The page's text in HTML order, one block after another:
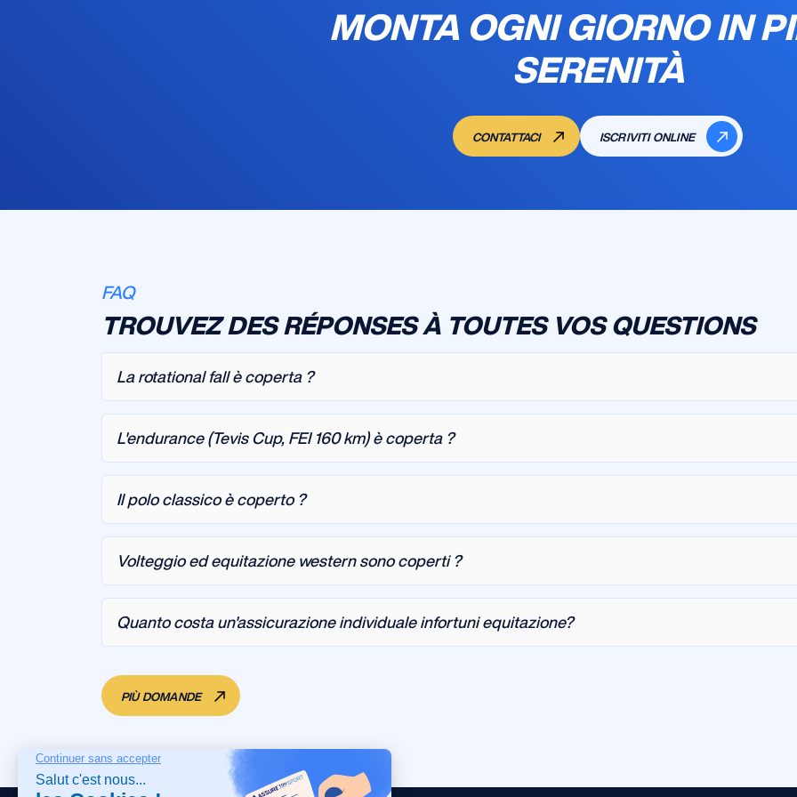
MONTA OGNI GIORNO IN
SERENITÀ
CONTATTACI ISCRIVITI ONLINE
FAQ
TROUVEZ DES RÉPONSES À TOUTES VOS QUESTIONS
La rotational fall è coperta ?
L'endurance (Tevis Cup, FEI 160 km) è coperta ?
Il polo classico è coperto ?
Volteggio ed equitazione western sono coperti ?
Quanto costa un'assicurazione individuale infortuni equitazione?
PIÙ DOMANDE